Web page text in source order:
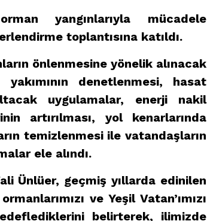
yangınlarıyla mücadele
toplantısına katıldı.
önlenmesine yönelik alınacak
denetlenmesi, hasat
uygulamalar, enerji nakil
artırılması, yol kenarlarında
temizlenmesi ile vatandaşların
ele alındı.
Ünlüer, geçmiş yıllarda edinilen
ve Yeşil Vatan’ımızı
belirterek, ilimizde